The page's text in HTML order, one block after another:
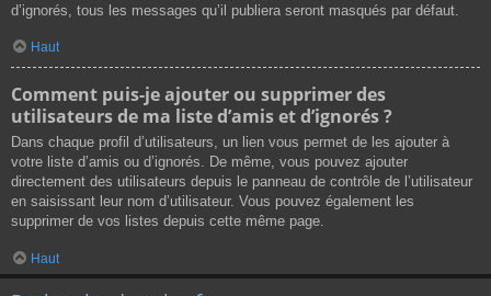
d’ignorés, tous les messages qu’il publiera seront masqués par défaut.
Haut
Comment puis-je ajouter ou supprimer des
utilisateurs de ma liste d’amis et d’ignorés ?
Dans chaque profil d’utilisateurs, un lien vous permet de les ajouter à
votre liste d’amis ou d’ignorés. De même, vous pouvez ajouter
directement des utilisateurs depuis le panneau de contrôle de l’utilisateur
en saisissant leur nom d’utilisateur. Vous pouvez également les
supprimer de vos listes depuis cette même page.
Haut